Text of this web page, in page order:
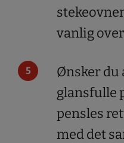
vanlig
Ønsker du
glansfulle
pensles
med det